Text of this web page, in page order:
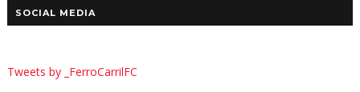
SOCIAL MEDIA
Tweets by _FerroCarrilFC